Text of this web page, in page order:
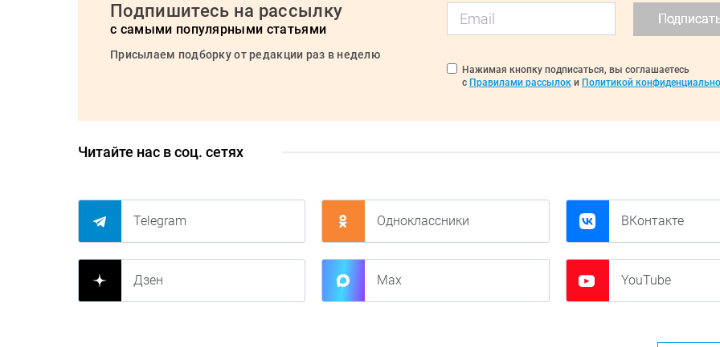
Подпишитесь на рассылку
с самыми популярными статьями
Присылаем подборку от редакции раз в неделю
Нажимая кнопку подписаться, вы соглашаетесь
с Правилами рассылок и Политикой
Читайте нас в соц. сетях
Telegram Одноклассники ВКонтакте
Дзен Max YouTube